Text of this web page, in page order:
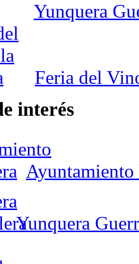
Yunquera
Feria del
interés
Ayuntamiento
Yunquera